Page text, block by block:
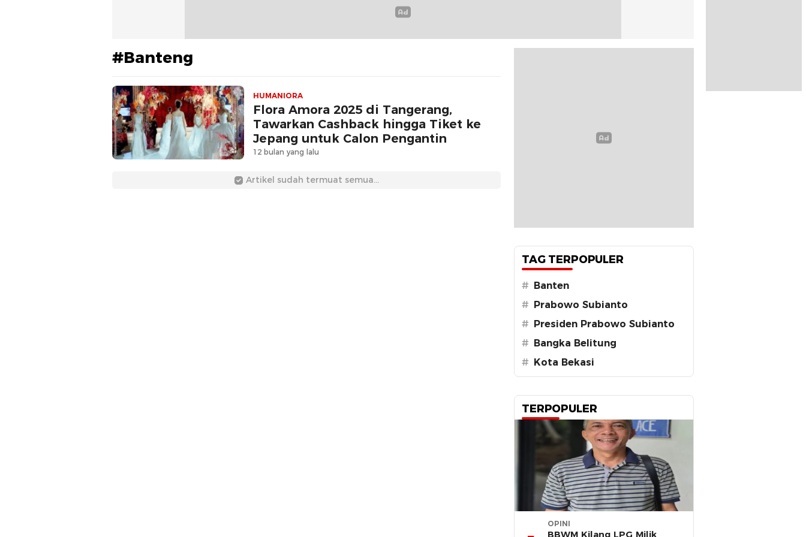
#Banteng
HUMANIORA
Flora Amora 2025 di Tangerang,
Tawarkan Cashback hingga Tiket ke
Jepang untuk Calon Pengantin
12 bulan yang lalu
Artikel sudah termuat semua...
TAG TERPOPULER
# Banten
# Prabowo Subianto
# Presiden Prabowo Subianto
# Bangka Belitung
# Kota Bekasi
TERPOPULER
OPINI
BBWM Kilang LPG Milik